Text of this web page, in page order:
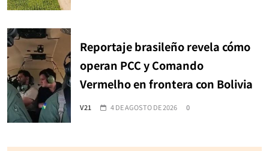
Reportaje brasileño revela cómo
operan PCC y Comando
Vermelho en frontera con Bolivia
V21 4 DE AGOSTO DE 2026 0